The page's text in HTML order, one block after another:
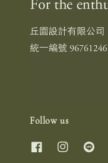
Follow us